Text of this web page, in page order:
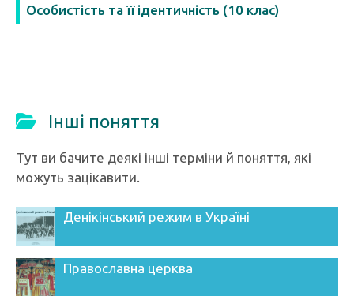
Особистість та її ідентичність (10 клас)
Інші поняття
Тут ви бачите деякі інші терміни й поняття, які
можуть зацікавити.
Денікінський режим в Україні
Православна церква